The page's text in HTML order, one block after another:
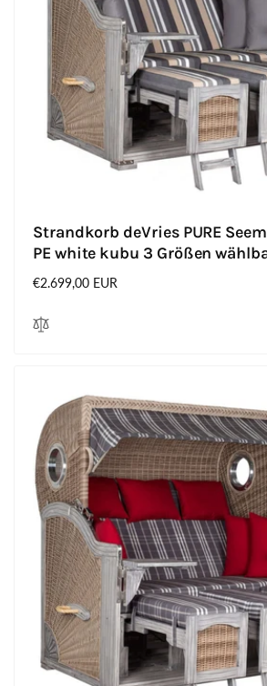
Strandkorb deVries PURE
PE white kubu 3 Größen
Normaler
€2.699,00 EUR